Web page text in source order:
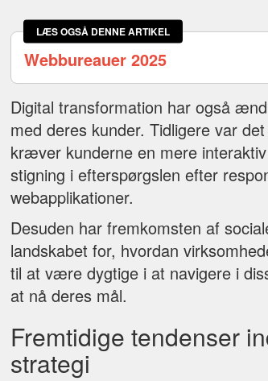
LÆS OGSÅ DENNE ARTIKEL
Webbureauer 2025
Digital transformation har også
med deres kunder. Tidligere var
kræver kunderne en mere
stigning i efterspørgslen efter
webapplikationer.
Desuden har fremkomsten af
landskabet for, hvordan
til at være dygtige i at navigere i
at nå deres mål.
Fremtidige tendenser
strategi